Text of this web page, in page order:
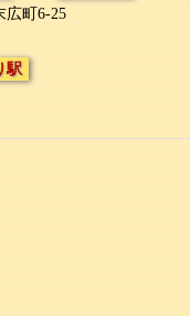
広町6-25
駅